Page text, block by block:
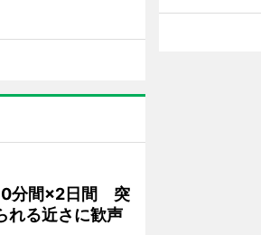
分間×2日間 突
れる近さに歓声